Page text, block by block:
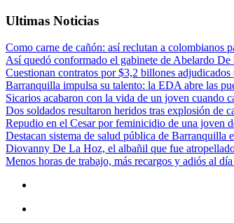
Ultimas Noticias
Como carne de cañón: así reclutan a colombianos
Así quedó conformado el gabinete de Abelardo
Cuestionan contratos por $3,2 billones
Barranquilla impulsa su talento: la EDA abre las
Sicarios acabaron con la vida de un joven cuando
Dos soldados resultaron heridos tras explosión de
Repudio en el Cesar por feminicidio de una joven
Destacan sistema de salud pública de Barranquilla
Diovanny De La Hoz, el albañil que fue
Menos horas de trabajo, más recargos y adiós al